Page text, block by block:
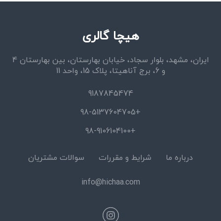
هیچا گالری
ایران، مشهد، بلوار سجاد، خیابان بهارستان، بین بهارستان 4
و 6، برج آناهیتا، پلاک 15، واحد 11
9187845474
+98-5137604705
+98-9106104100
درباره ما
شرایط و مقررات
سوالات مشتریان
info@hichaa.com